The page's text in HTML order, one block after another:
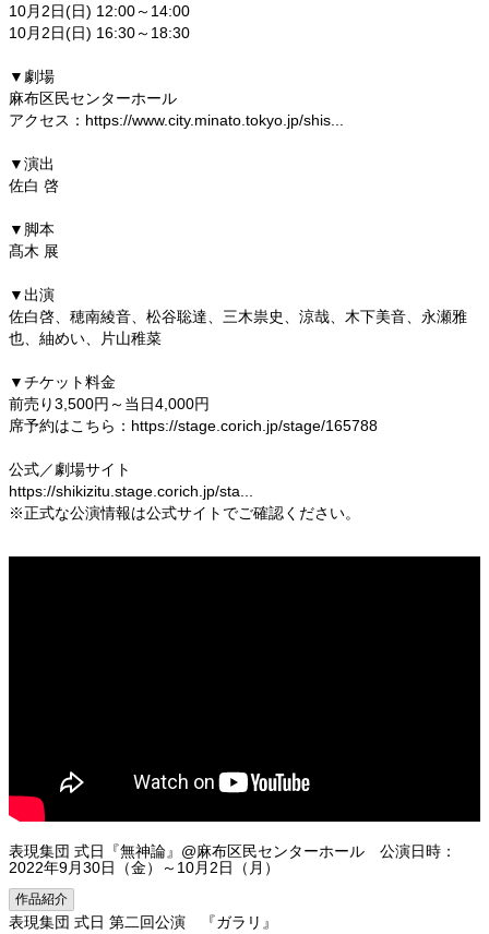
10月2日(日) 12:00～14:00
10月2日(日) 16:30～18:30
▼劇場
麻布区民センターホール
アクセス：https://www.city.minato.tokyo.jp/shis...
▼演出
佐白 啓
▼脚本
髙木 展
▼出演
佐白啓、穂南綾音、松谷聡達、三木祟史、涼哉、木下美音、永瀬雅
也、紬めい、片山稚菜
▼チケット料金
前売り3,500円～当日4,000円
席予約はこちら：https://stage.corich.jp/stage/165788
公式／劇場サイト
https://shikizitu.stage.corich.jp/sta...
※正式な公演情報は公式サイトでご確認ください。
表現集団 式日『無神論』@麻布区民センターホール 公演日時：
2022年9月30日（金）～10月2日（月）
作品紹介
表現集団 式日 第二回公演 『ガラリ』